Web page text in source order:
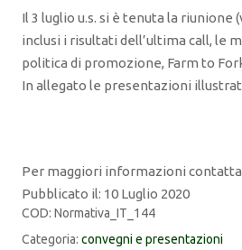
Il 3 luglio u.s. si è tenuta la
inclusi i risultati dell’ultima call, le
politica di promozione, Farm to
In allegato le presentazioni
Per maggiori informazioni contatta
Pubblicato il: 10 Luglio 2020
COD: Normativa_IT_144
Categoria: convegni e presentazioni